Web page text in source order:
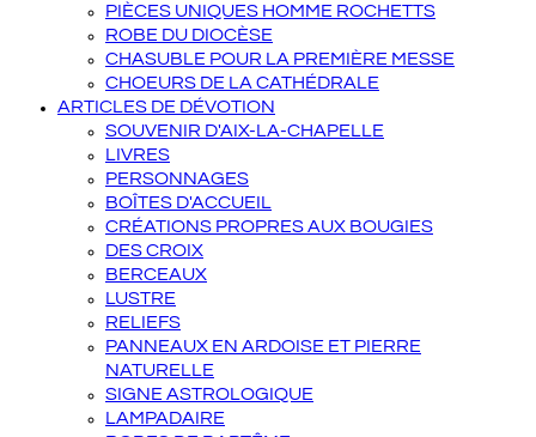
PIÈCES UNIQUES HOMME ROCHETTS
ROBE DU DIOCÈSE
CHASUBLE POUR LA PREMIÈRE MESSE
CHOEURS DE LA CATHÉDRALE
ARTICLES DE DÉVOTION
SOUVENIR D'AIX-LA-CHAPELLE
LIVRES
PERSONNAGES
BOÎTES D'ACCUEIL
CRÉATIONS PROPRES AUX BOUGIES
DES CROIX
BERCEAUX
LUSTRE
RELIEFS
PANNEAUX EN ARDOISE ET PIERRE
NATURELLE
SIGNE ASTROLOGIQUE
LAMPADAIRE